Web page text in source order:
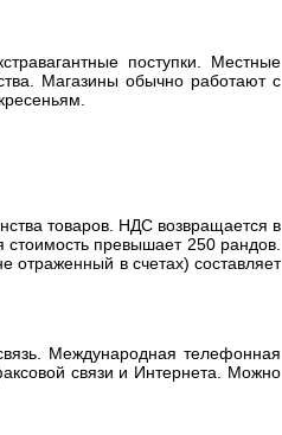
поступки. Местные
Магазины обычно работают с
товаров. НДС возвращается в
превышает 250 рандов.
отраженный в счетах) составляет
Международная телефонная
связи и Интернета. Можно